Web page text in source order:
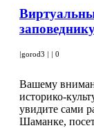
|gorod3 | | 0
Вашему
историко-
увидите сами
Шаманке,